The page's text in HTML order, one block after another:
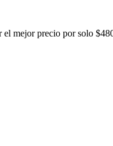
el mejor precio por solo